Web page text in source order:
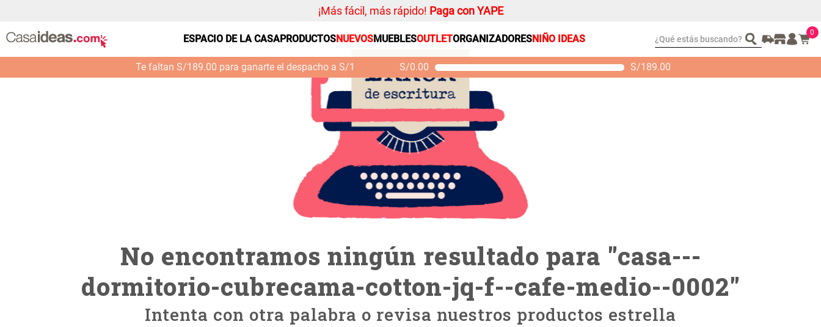
¡Más fácil, más rápido! Paga con YAPE
ESPACIO DE LA CASAPRODUCTOSNUEVOSMUEBLESOUTLETORGANIZADORESNIÑO IDEAS ¿Qué estás buscando? 0
Te faltan S/189.00 para ganarte el despacho a S/1 S/0.00 S/189.00
No encontramos ningún resultado para "casa---
dormitorio-cubrecama-cotton-jq-f--cafe-medio--0002"
Intenta con otra palabra o revisa nuestros productos estrella
Organizador
Cojin
Alfombra
Niños
Almohada
Mantel
Sabanas
Platos
Cortinas
Mueble MDF y Madera
Bambú Inodoro con
Puerta 65x28x171 cm
S/ 349.00S/ 261.00